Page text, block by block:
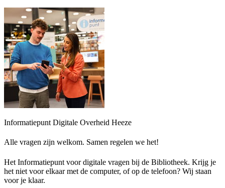
Informatiepunt Digitale Overheid Heeze
Alle vragen zijn welkom. Samen regelen we het!
Het Informatiepunt voor digitale vragen bij de Bibliotheek. Krijg je
het niet voor elkaar met de computer, of op de telefoon? Wij staan
voor je klaar.